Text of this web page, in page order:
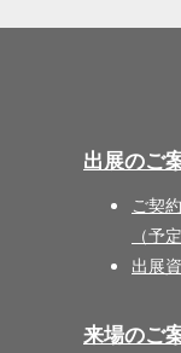
出展のご
ご契
（予定
出展
来場のご